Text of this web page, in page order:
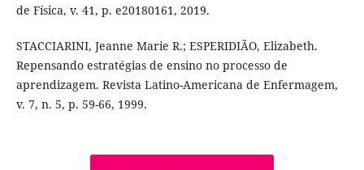
de Física, v. 41, p. e20180161, 2019.
STACCIARINI, Jeanne Marie R.; ESPERIDIÃO, Elizabeth.
Repensando estratégias de ensino no processo de
aprendizagem. Revista Latino-Americana de Enfermagem,
v. 7, n. 5, p. 59-66, 1999.